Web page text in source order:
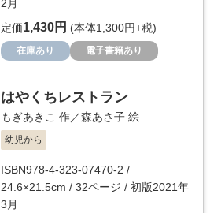
2月
定価1,430円 (本体1,300円+税)
在庫あり 電子書籍あり
はやくちレストラン
もぎあきこ 作／森あさ子 絵
幼児から
ISBN978-4-323-07470-2 /
24.6×21.5cm / 32ページ / 初版2021年
3月